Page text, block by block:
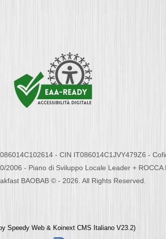
- CIN IT086014C1JVY479Z6 -
2006 - Piano di Sviluppo Locale Leader + ROCCA
BAOBAB © - 2026. All Rights Reserved.
Speedy Web & Koinext CMS Italiano V23.2)